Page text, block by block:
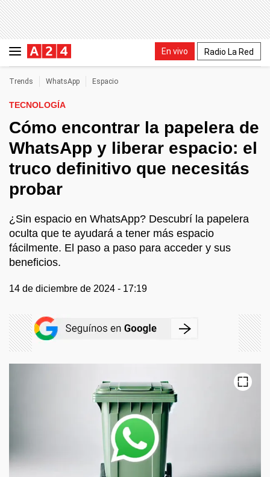
En vivo Radio La Red
Trends WhatsApp Espacio
TECNOLOGÍA
Cómo encontrar la papelera de
WhatsApp y liberar espacio: el
truco definitivo que necesitás
probar
¿Sin espacio en WhatsApp? Descubrí la papelera
oculta que te ayudará a tener más espacio
fácilmente. El paso a paso para acceder y sus
beneficios.
14 de diciembre de 2024 - 17:19